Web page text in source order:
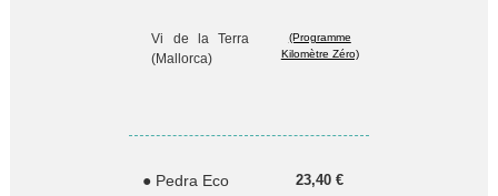
Vi de la Terra
(Mallorca)
(Programme
Kilomètre Zéro)
● Pedra Eco 23,40 €